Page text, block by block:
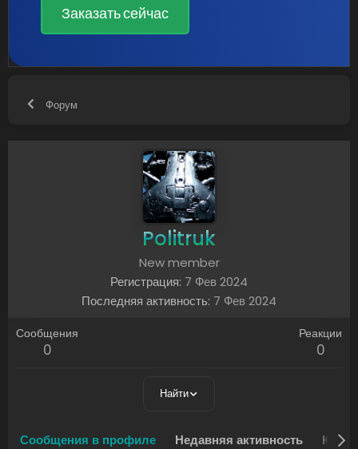
Заказать сейчас
Форум
Politruk
New member
Регистрация 7 Фев 2024
Последняя активность 7 Фев 2024
Сообщения
0
Реакции
0
Найти
Сообщения в профиле Недавняя активность